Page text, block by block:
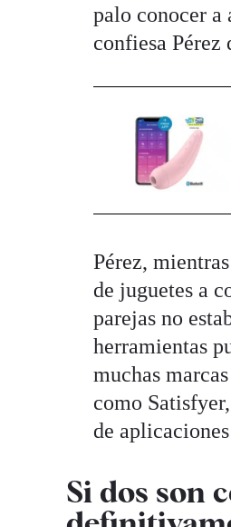
palo conocer a
confiesa Pérez
Pérez,
de juguetes a
parejas no
herramientas
muchas
como
de
Si dos son